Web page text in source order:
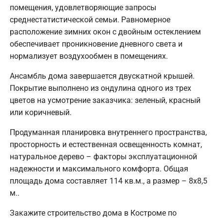
помещения, удовлетворяющие запросы
среднестатистической семьи. Равномерное
расположение зимних окон с двойным остеклением
обеспечивает проникновение дневного света и
нормализует воздухообмен в помещениях.
Ансамбль дома завершается двускатной крышей.
Покрытие выполнено из ондулина одного из трех
цветов на усмотрение заказчика: зеленый, красный
или коричневый.
Продуманная планировка внутреннего пространства,
просторность и естественная освещенность комнат,
натуральное дерево – факторы эксплуатационной
надежности и максимального комфорта. Общая
площадь дома составляет 114 кв.м., а размер – 8х8,5
м..
Закажите строительство дома в Костроме по